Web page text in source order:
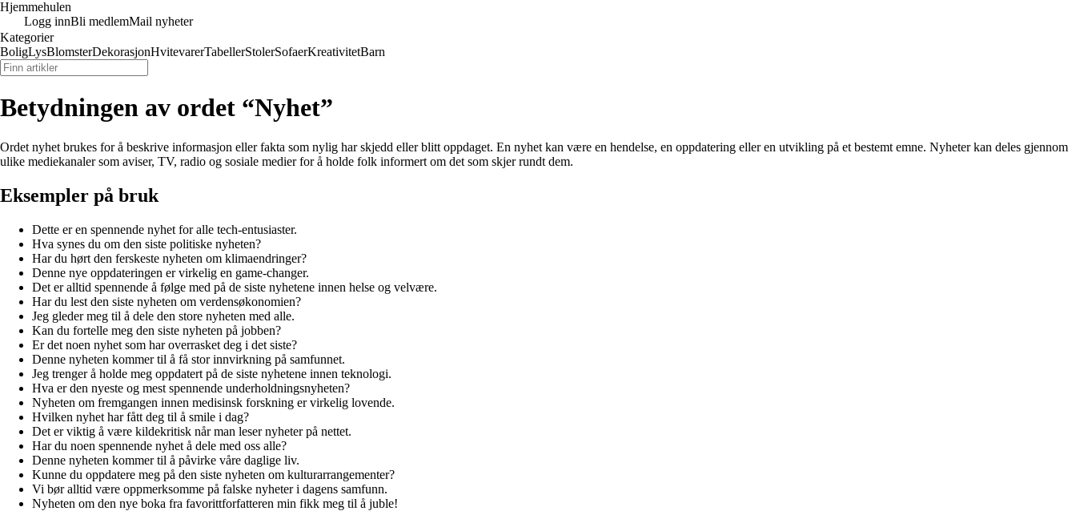
Hjemmehulen
Logg innBli medlemMail nyheter
Kategorier
BoligLysBlomsterDekorasjonHvitevarerTabellerStolerSofaerKreativitetBarn
Betydningen av ordet “Nyhet”
Ordet nyhet brukes for å beskrive informasjon eller fakta som nylig har skjedd eller blitt oppdaget. En nyhet kan være en hendelse, en oppdatering eller en utvikling på et bestemt emne. Nyheter kan deles gjennom
ulike mediekanaler som aviser, TV, radio og sosiale medier for å holde folk informert om det som skjer rundt dem.
Eksempler på bruk
Dette er en spennende nyhet for alle tech-entusiaster.
Hva synes du om den siste politiske nyheten?
Har du hørt den ferskeste nyheten om klimaendringer?
Denne nye oppdateringen er virkelig en game-changer.
Det er alltid spennende å følge med på de siste nyhetene innen helse og velvære.
Har du lest den siste nyheten om verdensøkonomien?
Jeg gleder meg til å dele den store nyheten med alle.
Kan du fortelle meg den siste nyheten på jobben?
Er det noen nyhet som har overrasket deg i det siste?
Denne nyheten kommer til å få stor innvirkning på samfunnet.
Jeg trenger å holde meg oppdatert på de siste nyhetene innen teknologi.
Hva er den nyeste og mest spennende underholdningsnyheten?
Nyheten om fremgangen innen medisinsk forskning er virkelig lovende.
Hvilken nyhet har fått deg til å smile i dag?
Det er viktig å være kildekritisk når man leser nyheter på nettet.
Har du noen spennende nyhet å dele med oss alle?
Denne nyheten kommer til å påvirke våre daglige liv.
Kunne du oppdatere meg på den siste nyheten om kulturarrangementer?
Vi bør alltid være oppmerksomme på falske nyheter i dagens samfunn.
Nyheten om den nye boka fra favorittforfatteren min fikk meg til å juble!